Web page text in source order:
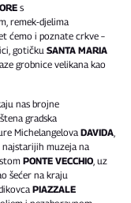
s
remek-djelima
ćemo i poznate crkve –
gotičku SANTA MARIA
grobnice velikana kao
nas brojne
gradska
Michelangelova DAVIDA,
muzeja na
PONTE VECCHIO, uz
šećer na kraju
PIAZZALE